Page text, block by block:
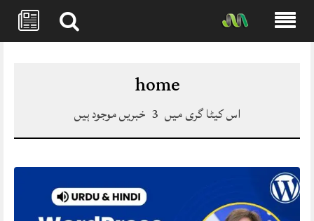
home
اس کیٹا گری میں 3 خبریں موجود ہیں